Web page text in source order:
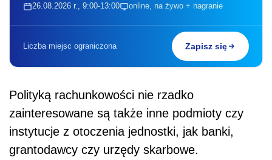
26.08.2026 r., 9:00-13:00 online, na żywo + nagranie
Liczba miejsc ograniczona Zapisz się
Polityką rachunkowości nie rzadko
zainteresowane są także inne podmioty czy
instytucje z otoczenia jednostki, jak banki,
grantodawcy czy urzędy skarbowe.